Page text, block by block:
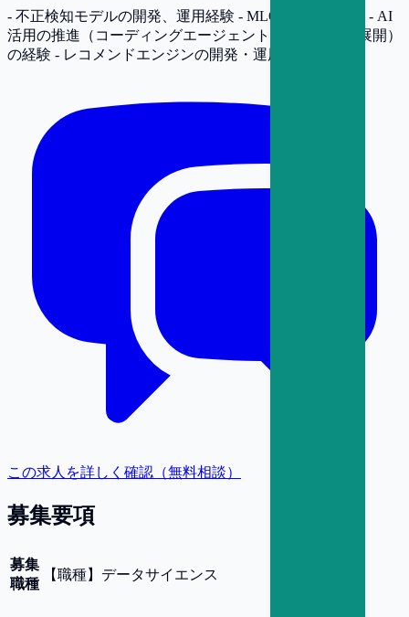
- 不正検知モデルの開発、運用経験 - MLOpsの実務経験 - AI
活用の推進（コーディングエージェントの利用や社内展開）
の経験 - レコメンドエンジンの開発・運用経験
この求人を詳しく確認（無料相談）
募集要項
募集
職種
【職種】 データサイエンス